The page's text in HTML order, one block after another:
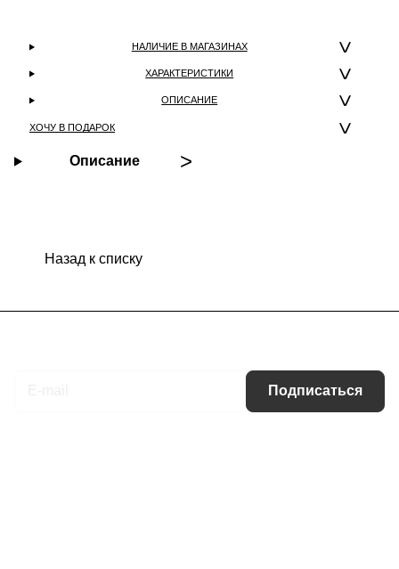
НАЛИЧИЕ В МАГАЗИНАХ
ХАРАКТЕРИСТИКИ
ОПИСАНИЕ
ХОЧУ В ПОДАРОК
Описание
Назад к списку
Подписаться